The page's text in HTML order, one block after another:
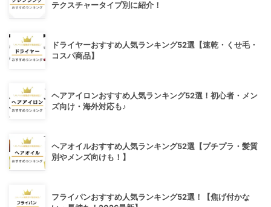
テクスチャータイプ別に紹介！
ドライヤーおすすめ人気ランキング52選【速乾・くせ毛・
コスパ商品】
ヘアアイロンおすすめ人気ランキング52選！初心者・メン
ズ向け・海外対応も♪
ヘアオイルおすすめ人気ランキング52選【プチプラ・髪質
別やメンズ向けも！】
フライパンおすすめ人気ランキング52選！【焦げ付かな